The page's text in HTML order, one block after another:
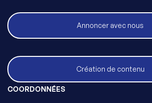
Annoncer avec nous
Création de contenu
COORDONNÉES